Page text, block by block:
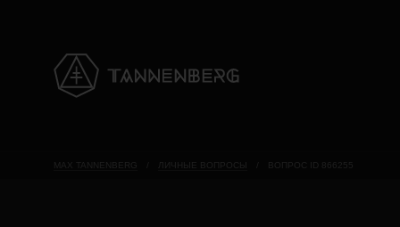
MAX TANNENBERG ЛИЧНЫЕ ВОПРОСЫ ВОПРОС ID 866255